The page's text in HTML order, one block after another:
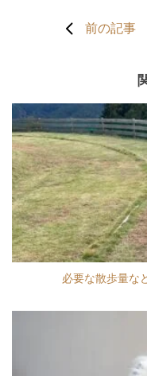
前の記事
必要な散歩量な